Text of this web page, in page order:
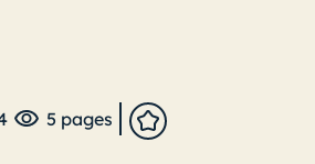
5 pages